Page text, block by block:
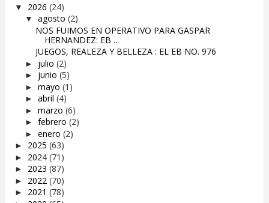
▼ 2026 (24)
▼ agosto (2)
NOS FUIMOS EN OPERATIVO PARA GASPAR
HERNANDEZ: EB ...
JUEGOS, REALEZA Y BELLEZA : EL EB NO. 976
► julio (2)
► junio (5)
► mayo (1)
► abril (4)
► marzo (6)
► febrero (2)
► enero (2)
► 2025 (63)
► 2024 (71)
► 2023 (87)
► 2022 (70)
► 2021 (78)